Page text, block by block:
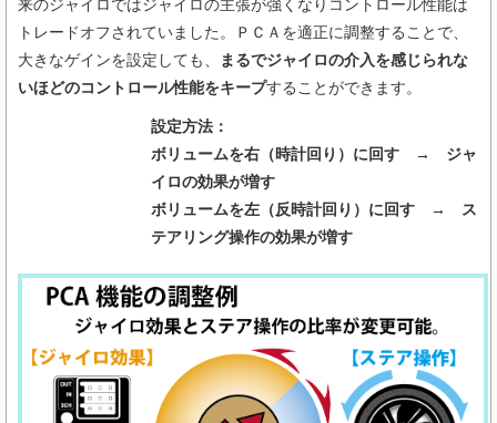
来のジャイロではジャイロの主張が強くなりコントロール性能は
トレードオフされていました。ＰＣＡを適正に調整することで、
大きなゲインを設定しても、
まるでジャイロの介入を感じられな
いほどのコントロール性能をキープすることができます。
設定方法：
ボリュームを右（時計回り）に回す → ジャ
イロの効果が増す
ボリュームを左（反時計回り）に回す → ス
テアリング操作の効果が増す